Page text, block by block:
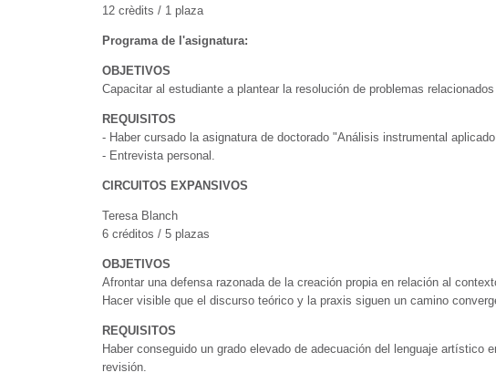
12 crèdits / 1 plaza
Programa de l'asignatura:
OBJETIVOS
Capacitar al estudiante a plantear la resolución de problemas
REQUISITOS
- Haber cursado la asignatura de doctorado "Análisis instrumental
- Entrevista personal.
CIRCUITOS EXPANSIVOS
Teresa Blanch
6 créditos / 5 plazas
OBJETIVOS
Afrontar una defensa razonada de la creación propia en relación al
Hacer visible que el discurso teórico y la praxis siguen un camino
REQUISITOS
Haber conseguido un grado elevado de adecuación del lenguaje
revisión.